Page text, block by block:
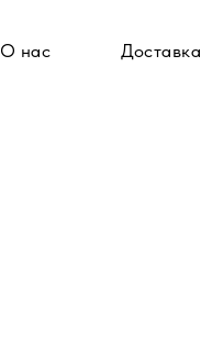
О нас Доставка